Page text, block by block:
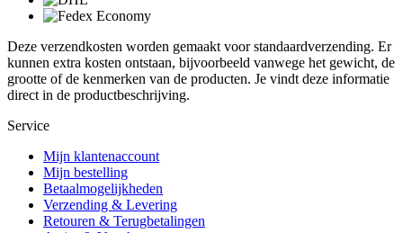
Deze verzendkosten worden gemaakt voor standaardverzending. Er
kunnen extra kosten ontstaan, bijvoorbeeld vanwege het gewicht, de
grootte of de kenmerken van de producten. Je vindt deze informatie
direct in de productbeschrijving.
Service
Mijn klantenaccount
Mijn bestelling
Betaalmogelijkheden
Verzending & Levering
Retouren & Terugbetalingen